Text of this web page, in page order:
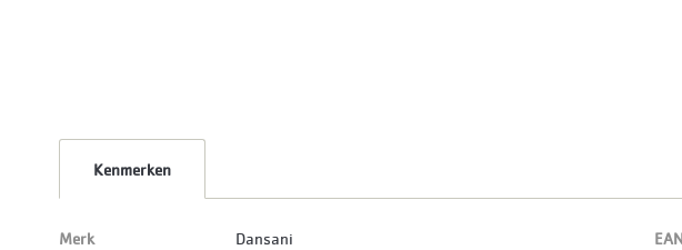
Kenmerken
Merk
Dansani